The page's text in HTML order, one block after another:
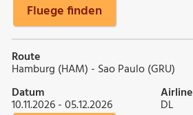
Fluege finden
Route
Hamburg (HAM) - Sao Paulo (GRU)
Datum
10.11.2026 - 05.12.2026
Airline
DL